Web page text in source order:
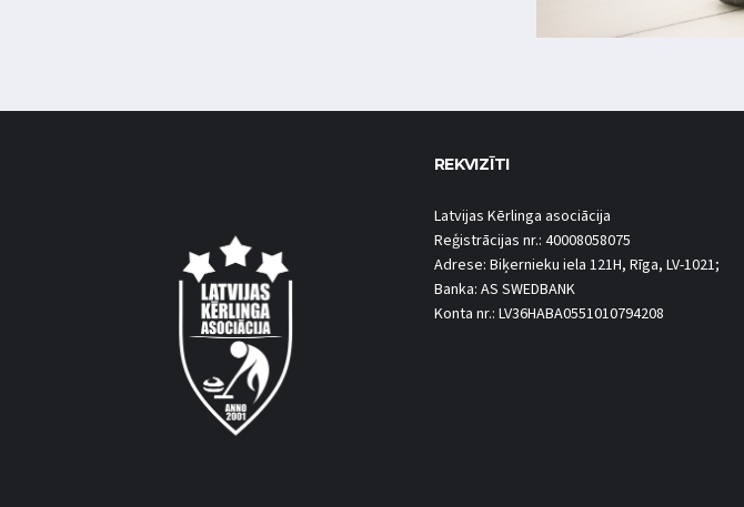
REKVIZĪTI
Latvijas Kērlinga asociācija
Reģistrācijas nr.: 40008058075
Adrese: Biķernieku iela 121H, Rīga, LV-1021;
Banka: AS SWEDBANK
Konta nr.: LV36HABA0551010794208